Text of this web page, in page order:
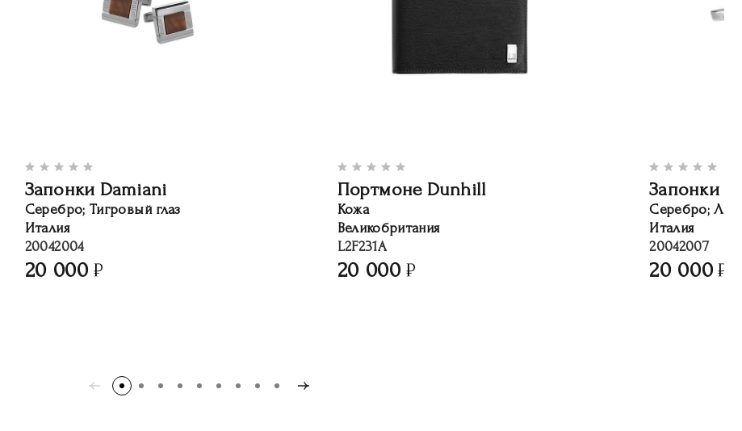
Запонки Damiani
Серебро; Тигровый глаз
Италия
20042004
20 000
Портмоне Dunhill
Кожа
Великобритания
L2F231A
20 000
Запонки
Серебро;
Италия
20042007
20 000